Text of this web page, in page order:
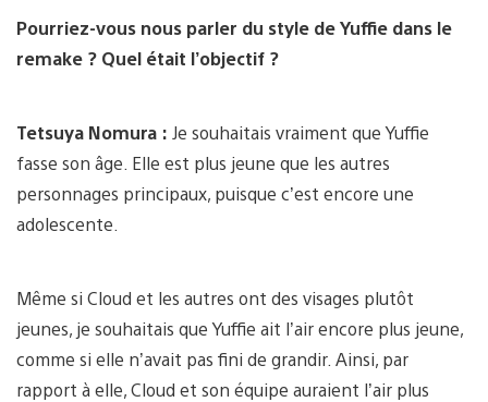
Pourriez-vous nous parler du style de Yuffie dans le
remake ? Quel était l’objectif ?
Tetsuya Nomura : Je souhaitais vraiment que Yuffie
fasse son âge. Elle est plus jeune que les autres
personnages principaux, puisque c’est encore une
adolescente.
Même si Cloud et les autres ont des visages plutôt
jeunes, je souhaitais que Yuffie ait l’air encore plus jeune,
comme si elle n’avait pas fini de grandir. Ainsi, par
rapport à elle, Cloud et son équipe auraient l’air plus